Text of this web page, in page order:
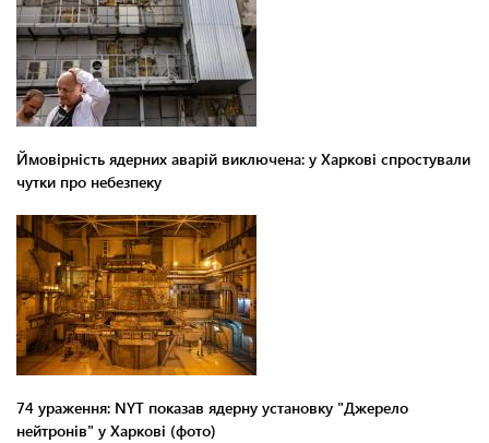
Ймовірність ядерних аварій виключена: у Харкові спростували
чутки про небезпеку
74 ураження: NYT показав ядерну установку "Джерело
нейтронів" у Харкові (фото)